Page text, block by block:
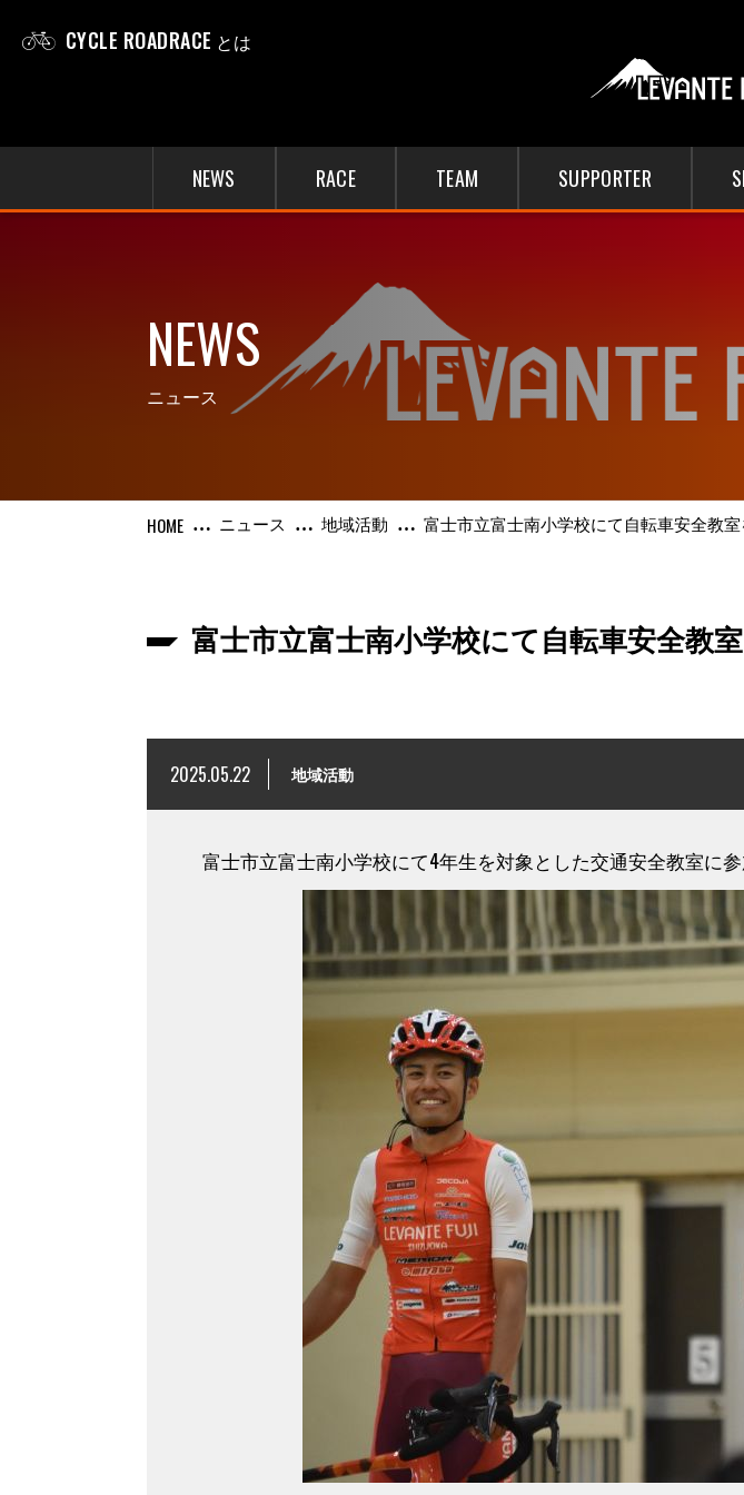
CYCLE ROADRACE とは
NEWS RACE TEAM SUPPORTER
NEWS
ニュース
ニュース 地域活動 富士市立富士南小学校にて自転車安全教
富士市立富士南小学校にて自転車安全教
2025.05.22 地域活動
富士市立富士南小学校にて4年生を対象とした交通安全教室に参